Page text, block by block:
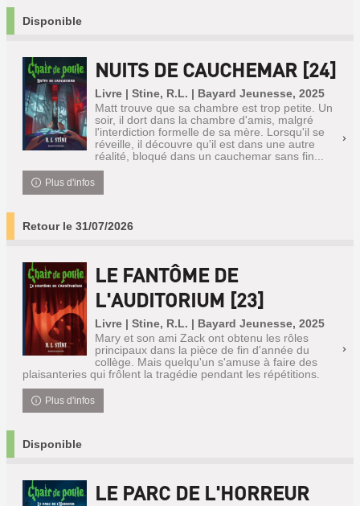
Disponible
NUITS DE CAUCHEMAR [24]
Livre | Stine, R.L. | Bayard Jeunesse, 2025
Matt trouve que sa chambre est trop petite. Un
soir, il dort dans la chambre d'amis, malgré
l'interdiction formelle de sa mère. Lorsqu'il se
réveille, il découvre qu'il est dans une autre
réalité, bloqué dans un cauchemar sans fin...
Plus d'infos
Retour le 31/07/2026
LE FANTÔME DE
L'AUDITORIUM [23]
Livre | Stine, R.L. | Bayard Jeunesse, 2025
Mary et son ami Zack ont obtenu les rôles
principaux dans la pièce de fin d'année du
collège. Mais quelqu'un s'amuse à faire des
plaisanteries qui frôlent la tragédie pendant les répétitions.
Plus d'infos
Disponible
LE PARC DE L'HORREUR